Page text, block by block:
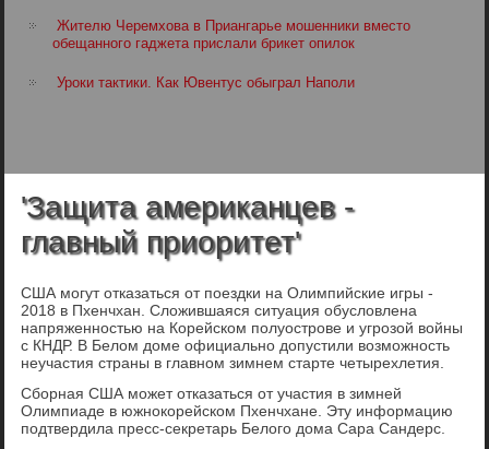
Жителю Черемхова в Приангарье мошенники вместо
обещанного гаджета прислали брикет опилок
Уроки тактики. Как Ювентус обыграл Наполи
'Защита американцев -
главный приоритет'
США могут отказаться от поездки на Олимпийские игры -
2018 в Пхенчхан. Сложившаяся ситуация обусловлена
напряженностью на Корейском полуострове и угрозой войны
с КНДР. В Белом доме официально допустили возможность
неучастия страны в главном зимнем старте четырехлетия.
Сборная США может отказаться от участия в зимней
Олимпиаде в южнокорейском Пхенчхане. Эту информацию
подтвердила пресс-секретарь Белого дома Сара Сандерс.